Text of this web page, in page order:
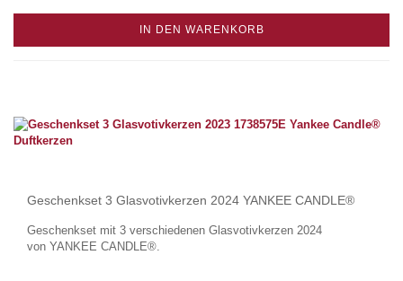
IN DEN WARENKORB
Geschenkset 3 Glasvotivkerzen 2024 YANKEE CANDLE®
Geschenkset mit 3 verschiedenen Glasvotivkerzen 2024
von YANKEE CANDLE®.